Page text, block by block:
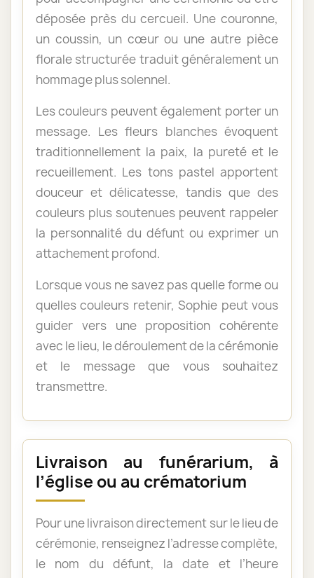
déposée près du cercueil. Une couronne,
un coussin, un cœur ou une autre pièce
florale structurée traduit généralement un
hommage plus solennel.
Les couleurs peuvent également porter un
message. Les fleurs blanches évoquent
traditionnellement la paix, la pureté et le
recueillement. Les tons pastel apportent
douceur et délicatesse, tandis que des
couleurs plus soutenues peuvent rappeler
la personnalité du défunt ou exprimer un
attachement profond.
Lorsque vous ne savez pas quelle forme ou
quelles couleurs retenir, Sophie peut vous
guider vers une proposition cohérente
avec le lieu, le déroulement de la cérémonie
et le message que vous souhaitez
transmettre.
Livraison au funérarium, à
l’église ou au crématorium
Pour une livraison directement sur le lieu de
cérémonie, renseignez l’adresse complète,
le nom du défunt, la date et l’heure